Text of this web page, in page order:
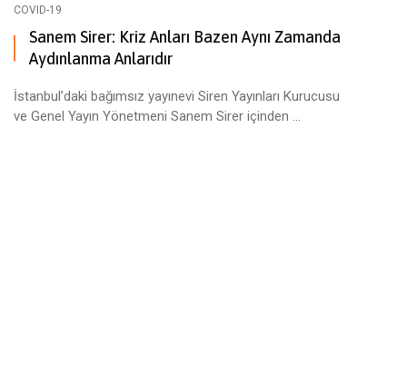
COVID-19
Sanem Sirer: Kriz Anları Bazen Aynı Zamanda
Aydınlanma Anlarıdır
İstanbul’daki bağımsız yayınevi Siren Yayınları Kurucusu
ve Genel Yayın Yönetmeni Sanem Sirer içinden ...